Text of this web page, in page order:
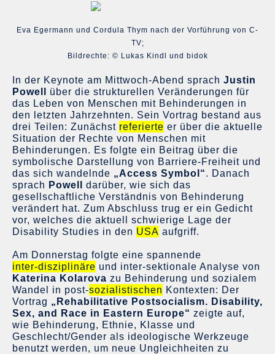
Eva Egermann und Cordula Thym nach der Vorführung von C-
TV;
Bildrechte: © Lukas Kindl und bidok
In der Keynote am Mittwoch-Abend sprach Justin
Powell
über die strukturellen Veränderungen für
das Leben von Menschen mit Behinderungen in
den letzten Jahrzehnten. Sein Vortrag bestand aus
drei Teilen: Zunächst referierte er über die aktuelle
Situation der Rechte von Menschen mit
Behinderungen. Es folgte ein Beitrag über die
symbolische Darstellung von Barriere-Freiheit und
das sich wandelnde „Access Symbol“. Danach
sprach Powell
darüber, wie sich das
gesellschaftliche Verständnis von Behinderung
verändert hat. Zum Abschluss trug er ein Gedicht
vor, welches die aktuell schwierige Lage der
Disability Studies in den USA aufgriff.
Am Donnerstag folgte eine spannende
inter-disziplinäre und inter-sektionale Analyse von
Katerina Kolarova zu Behinderung und sozialem
Wandel in post-sozialistischen Kontexten: Der
Vortrag „Rehabilitative Postsocialism. Disability,
Sex, and Race in Eastern Europe“ zeigte auf,
wie Behinderung, Ethnie, Klasse und
Geschlecht/Gender als ideologische Werkzeuge
benutzt werden, um neue Ungleichheiten zu